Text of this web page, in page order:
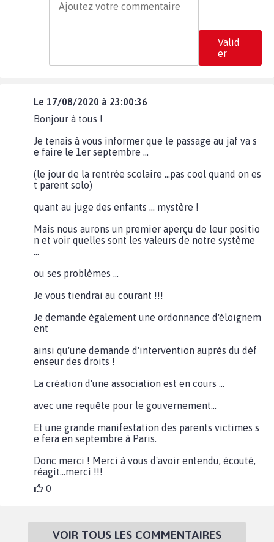
Valid
er
Le 17/08/2020 à 23:00:36
Bonjour à tous !
Je tenais à vous informer que le passage au jaf va s
e faire le 1er septembre ...
(le jour de la rentrée scolaire ...pas cool quand on es
t parent solo)
quant au juge des enfants ... mystère !
Mais nous aurons un premier aperçu de leur positio
n et voir quelles sont les valeurs de notre système
...
ou ses problèmes ...
Je vous tiendrai au courant !!!
Je demande également une ordonnance d'éloignem
ent
ainsi qu'une demande d'intervention auprès du déf
enseur des droits !
La création d'une association est en cours ...
avec une requête pour le gouvernement...
Et une grande manifestation des parents victimes s
e fera en septembre à Paris.
Donc merci ! Merci à vous d'avoir entendu, écouté,
réagit...merci !!!
0
VOIR TOUS LES COMMENTAIRES